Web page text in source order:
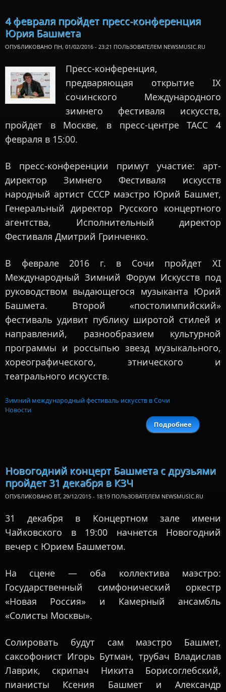
4 февраля пройдет пресс-конференция
Юрия Башмета
ОПУБЛИКОВАНО ПН, 01/02/2016 - 23:21 ПОЛЬЗОВАТЕЛЕМ NEWSMUSIC.RU
Пресс-конференция,
предваряющая открытие IX
сочинского Международного
зимнего фестиваля искусств,
пройдет в Москве, в пресс-центре ТАСС 4
февраля в 15:00.
В пресс-конференции примут участие: арт-
директор Зимнего Фестиваля искусств
народный артист СССР маэстро Юрий Башмет,
Генеральный директор Русского концертного
агентства, Исполнительный директор
Фестиваля Дмитрий Гринченко.
В феврале 2016 г. в Сочи пройдет XI
Международный Зимний Форум Искусств под
руководством выдающегося музыканта Юрий
Башмета. Второй «постолимпийский»
фестиваль удивит публику широтой стилей и
направлений, разнообразием культурной
программы и россыпью звезд музыкального,
хореографического, этнического и
театрального искусств.
Зимний международный фестиваль искусств в Сочи
Новости
Подробнее
о 4
Новогодний концерт Башмета с друзьями
пройдет 31 декабря в КЗЧ
ОПУБЛИКОВАНО ВТ, 29/12/2015 - 18:19 ПОЛЬЗОВАТЕЛЕМ NEWSMUSIC.RU
31 декабря в Концертном зале имени
Чайковского в 19:00 начнется Новогодний
вечер с Юрием Башметом.
На сцене — оба коллектива маэстро:
Государственный симфонический оркестр
«Новая Россия» и Камерный ансамбль
«Солисты Москвы».
Солировать будут сам маэстро Башмет,
саксофонист Игорь Бутман, трубач Владислав
Лаврик, скрипач Никита Борисоглебский,
пианисты Ксения Башмет и Александр